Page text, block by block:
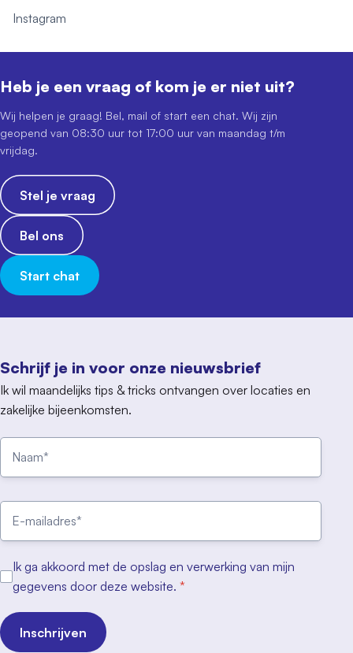
Instagram
Schrijf je in voor onze nieuwsbrief
Ik wil maandelijks tips & tricks ontvangen over locaties en
zakelijke bijeenkomsten.
Ik ga akkoord met de opslag en verwerking van mijn
gegevens door deze website. *
Inschrijven
Heb je een vraag of kom je er niet uit?
Wij helpen je graag! Bel, mail of start een chat. Wij zijn
geopend van 08:30 uur tot 17:00 uur van maandag t/m
vrijdag.
Stel je vraag
Bel ons
Start chat